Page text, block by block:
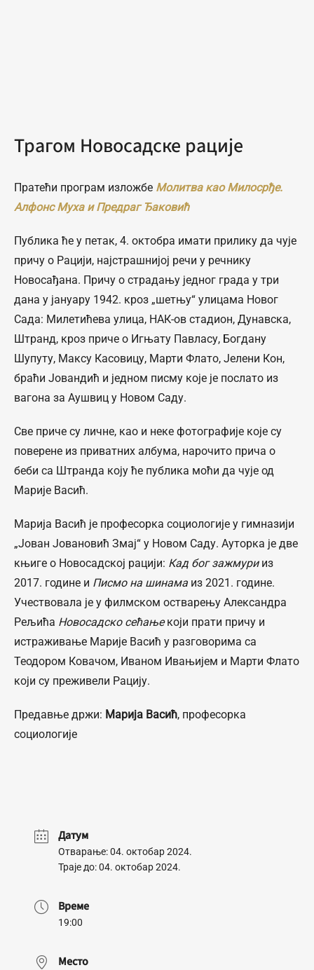
Трагом Новосадске рације
Пратећи програм изложбе Молитва као Милосрђе.
Алфонс Муха и Предраг Ђаковић
Публика ће у петак, 4. октобра имати прилику да чује
причу о Рацији, најстрашнијој речи у речнику
Новосађана. Причу о страдању једног града у три
дана у јануару 1942. кроз „шетњу“ улицама Новог
Сада: Милетићева улица, НАК-ов стадион, Дунавска,
Штранд, кроз приче о Игњату Павласу, Богдану
Шупуту, Максу Касовицу, Марти Флато, Јелени Кон,
браћи Јовандић и једном писму које је послато из
вагона за Аушвиц у Новом Саду.
Све приче су личне, као и неке фотографије које су
поверене из приватних албума, нарочито прича о
беби са Штранда коју ће публика моћи да чује од
Марије Васић.
Марија Васић је професорка социологије у гимназији
„Јован Јовановић Змај“ у Новом Саду. Ауторка је две
књиге о Новосадској рацији: Кад бог зажмури из
2017. године и Писмо на шинама из 2021. године.
Учествовала је у филмском остварењу Александра
Рељића Новосадско сећањекоји прати причу и
истраживање Марије Васић у разговорима са
Теодором Ковачом, Иваном Ивањијем и Марти Флато
који су преживели Рацију.
Предавње држи: Марија Васић, професорка
социологије
Датум
Отварање: 04. октобар 2024.
Траје до: 04. октобар 2024.
Време
19:00
Место